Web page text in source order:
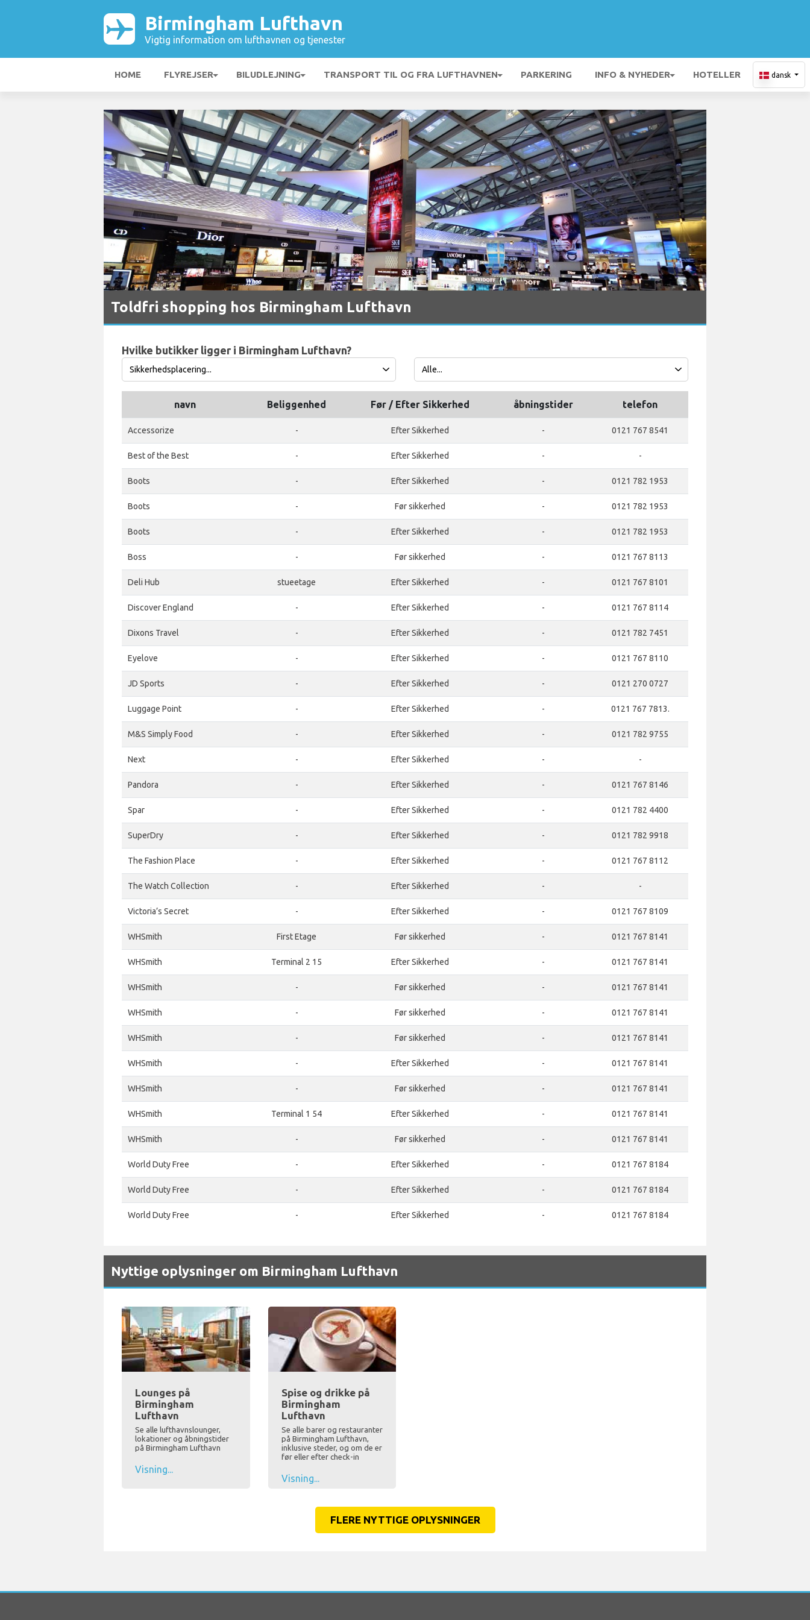
Birmingham Lufthavn
Vigtig information om lufthavnen og tjenester
HOME FLYREJSER BILUDLEJNING TRANSPORT TIL OG FRA LUFTHAVNEN PARKERING INFO & NYHEDER HOTELLER dansk
Toldfri shopping hos Birmingham Lufthavn
Hvilke butikker ligger i Birmingham Lufthavn?
navn Beliggenhed Før / Efter Sikkerhed åbningstider telefon
Accessorize - Efter Sikkerhed - 0121 767 8541
Best of the Best - Efter Sikkerhed - -
Boots - Efter Sikkerhed - 0121 782 1953
Boots - Før sikkerhed - 0121 782 1953
Boots - Efter Sikkerhed - 0121 782 1953
Boss - Før sikkerhed - 0121 767 8113
Deli Hub stueetage Efter Sikkerhed - 0121 767 8101
Discover England - Efter Sikkerhed - 0121 767 8114
Dixons Travel - Efter Sikkerhed - 0121 782 7451
Eyelove - Efter Sikkerhed - 0121 767 8110
JD Sports - Efter Sikkerhed - 0121 270 0727
Luggage Point - Efter Sikkerhed - 0121 767 7813.
M&S Simply Food - Efter Sikkerhed - 0121 782 9755
Next - Efter Sikkerhed - -
Pandora - Efter Sikkerhed - 0121 767 8146
Spar - Efter Sikkerhed - 0121 782 4400
SuperDry - Efter Sikkerhed - 0121 782 9918
The Fashion Place - Efter Sikkerhed - 0121 767 8112
The Watch Collection - Efter Sikkerhed - -
Victoria’s Secret - Efter Sikkerhed - 0121 767 8109
WHSmith First Etage Før sikkerhed - 0121 767 8141
WHSmith Terminal 2 15 Efter Sikkerhed - 0121 767 8141
WHSmith - Før sikkerhed - 0121 767 8141
WHSmith - Før sikkerhed - 0121 767 8141
WHSmith - Før sikkerhed - 0121 767 8141
WHSmith - Efter Sikkerhed - 0121 767 8141
WHSmith - Før sikkerhed - 0121 767 8141
WHSmith Terminal 1 54 Efter Sikkerhed - 0121 767 8141
WHSmith - Før sikkerhed - 0121 767 8141
World Duty Free - Efter Sikkerhed - 0121 767 8184
World Duty Free - Efter Sikkerhed - 0121 767 8184
World Duty Free - Efter Sikkerhed - 0121 767 8184
Nyttige oplysninger om Birmingham Lufthavn
Lounges på
Birmingham
Lufthavn
Se alle lufthavnslounger,
lokationer og åbningstider
på Birmingham Lufthavn
Visning...
Spise og drikke på
Birmingham
Lufthavn
Se alle barer og restauranter
på Birmingham Lufthavn,
inklusive steder, og om de er
før eller efter check-in
Visning...
FLERE NYTTIGE OPLYSNINGER